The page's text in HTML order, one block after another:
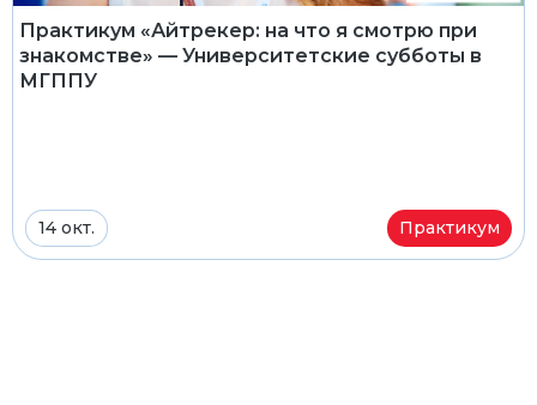
Практикум «Айтрекер: на что я смотрю при
знакомстве» — Университетские субботы в
МГППУ
14 окт. Практикум